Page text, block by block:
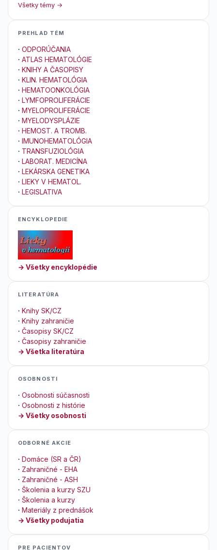
Všetky témy →
PREHLAD TÉM
· ODPORÚČANIA
· ATLAS HEMATOLÓGIE
· KNIHY A ČASOPISY
· KLIN. HEMATOLÓGIA
· HEMATOONKOLÓGIA
· LYMFOPROLIFERÁCIE
· MYELOPROLIFERÁCIE
· MYELODYSPLÁZIE
· HEMOST. A TROMB.
· IMUNOHEMATOLÓGIA
· TRANSFUZIOLÓGIA
· LABORAT. MEDICÍNA
· LEKÁRSKA GENETIKA
· LIEKY V HEMATOL.
· LEGISLATIVA
ENCYKLOPEDIE
→ Všetky encyklopédie
LITERATÚRA
· Knihy SK/CZ
· Knihy zahraničie
· Časopisy SK/CZ
· Časopisy zahraničie
→ Všetka literatúra
OSOBNOSTI
· Osobnosti súčasnosti
· Osobnosti z histórie
→ Všetky osobnosti
ODBORNÉ AKCIE
· Domáce (SR a ČR)
· Zahraničné - EHA
· Zahraničné - ASH
· Školenia a kurzy SZU
· Školenia a kurzy
· Materiály z prednášok
→ Všetky podujatia
PRE PACIENTOV